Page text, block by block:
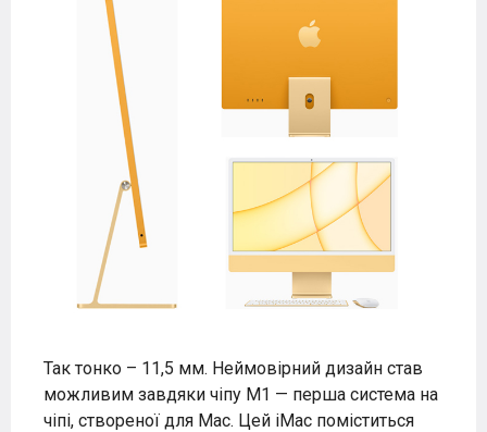
Так тонко – 11,5 мм. Неймовірний дизайн став
можливим завдяки чіпу M1 — перша система на
чіпі, створеної для Mac. Цей iMac поміститься